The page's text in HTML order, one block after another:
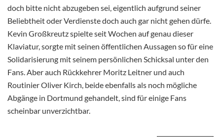
doch bitte nicht abzugeben sei, eigentlich aufgrund seiner
Beliebtheit oder Verdienste doch auch gar nicht gehen dürfe.
Kevin Großkreutz spielte seit Wochen auf genau dieser
Klaviatur, sorgte mit seinen öffentlichen Aussagen so für eine
Solidarisierung mit seinem persönlichen Schicksal unter den
Fans. Aber auch Rückkehrer Moritz Leitner und auch
Routinier Oliver Kirch, beide ebenfalls als noch mögliche
Abgänge in Dortmund gehandelt, sind für einige Fans
scheinbar unverzichtbar.